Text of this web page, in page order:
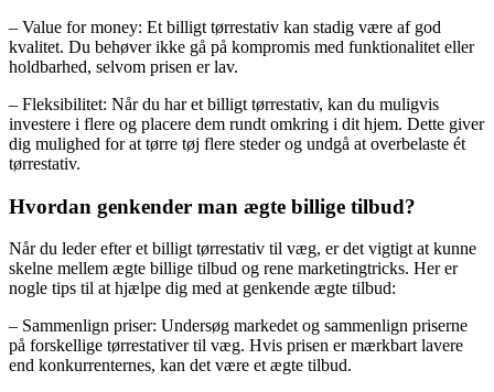
– Value for money: Et billigt tørrestativ kan stadig være af god
kvalitet. Du behøver ikke gå på kompromis med funktionalitet eller
holdbarhed, selvom prisen er lav.
– Fleksibilitet: Når du har et billigt tørrestativ, kan du muligvis
investere i flere og placere dem rundt omkring i dit hjem. Dette giver
dig mulighed for at tørre tøj flere steder og undgå at overbelaste ét
tørrestativ.
Hvordan genkender man ægte billige tilbud?
Når du leder efter et billigt tørrestativ til væg, er det vigtigt at kunne
skelne mellem ægte billige tilbud og rene marketingtricks. Her er
nogle tips til at hjælpe dig med at genkende ægte tilbud:
– Sammenlign priser: Undersøg markedet og sammenlign priserne
på forskellige tørrestativer til væg. Hvis prisen er mærkbart lavere
end konkurrenternes, kan det være et ægte tilbud.